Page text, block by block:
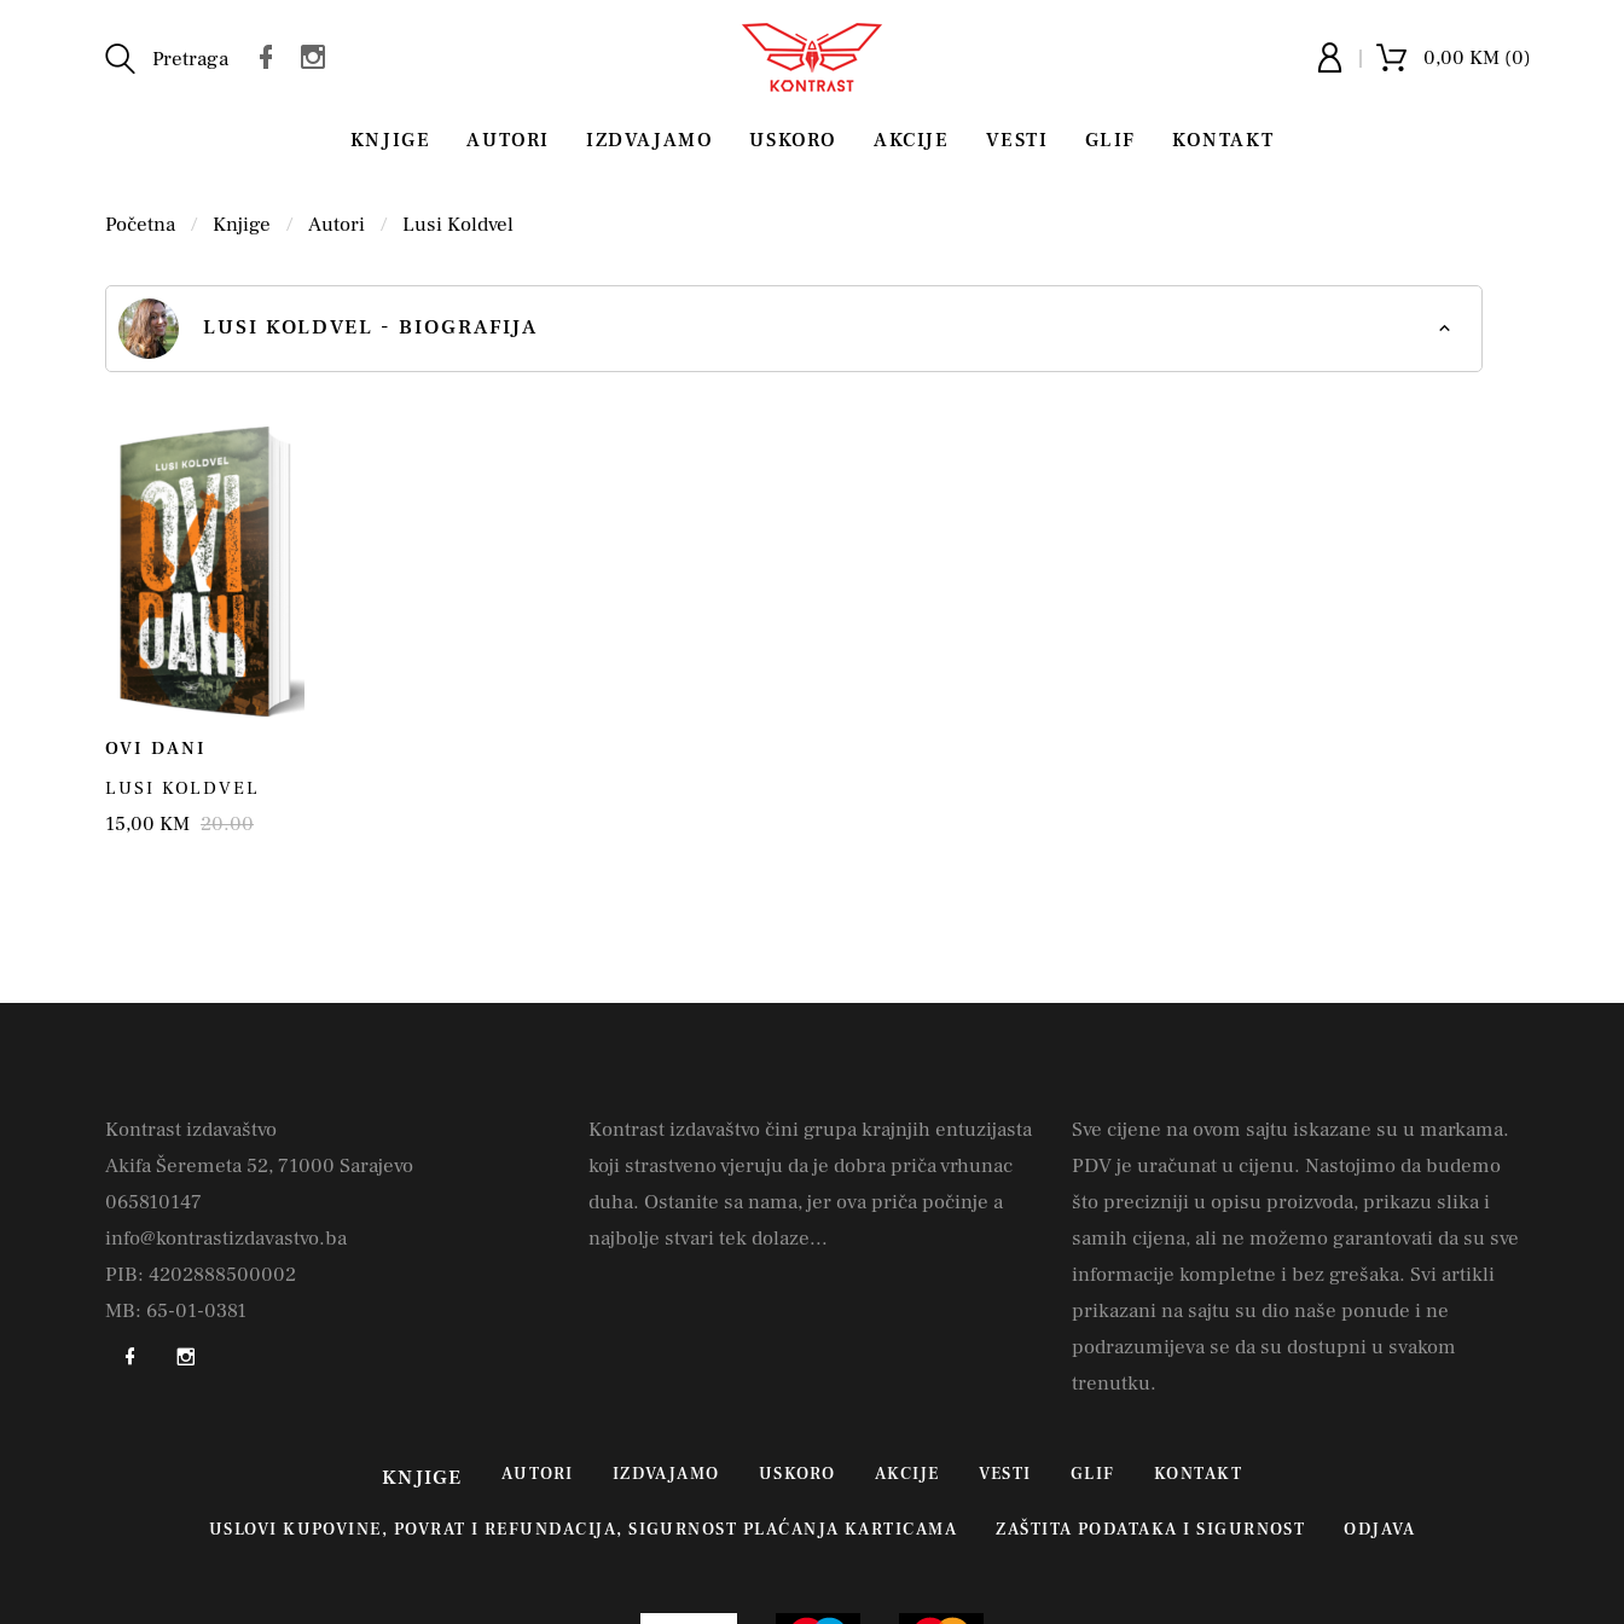
Pretraga 0,00 KM (0)
KNJIGE AUTORI IZDVAJAMO USKORO AKCIJE VESTI GLIF KONTAKT
Početna Knjige Autori Lusi Koldvel
LUSI KOLDVEL - BIOGRAFIJA
OVI DANI
LUSI KOLDVEL
15,00 KM 20.00
Kontrast izdavaštvo
Akifa Šeremeta 52, 71000 Sarajevo
065810147
info@kontrastizdavastvo.ba
PIB: 4202888500002
MB: 65-01-0381
Kontrast izdavaštvo čini grupa krajnjih entuzijasta
koji strastveno vjeruju da je dobra priča vrhunac
duha. Ostanite sa nama, jer ova priča počinje a
najbolje stvari tek dolaze...
Sve cijene na ovom sajtu iskazane su u markama.
PDV je uračunat u cijenu. Nastojimo da budemo
što precizniji u opisu proizvoda, prikazu slika i
samih cijena, ali ne možemo garantovati da su sve
informacije kompletne i bez grešaka. Svi artikli
prikazani na sajtu su dio naše ponude i ne
podrazumijeva se da su dostupni u svakom
trenutku.
KNJIGE AUTORI IZDVAJAMO USKORO AKCIJE VESTI GLIF KONTAKT
USLOVI KUPOVINE, POVRAT I REFUNDACIJA, SIGURNOST PLAĆANJA KARTICAMA ZAŠTITA PODATAKA I SIGURNOST ODJAVA